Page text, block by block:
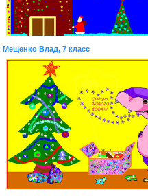
Мещенко Влад, 7 класс